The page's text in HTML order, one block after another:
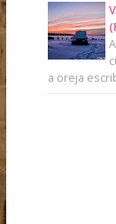
a oreja